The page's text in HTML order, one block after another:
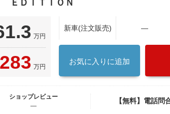
ＥＤＩＴＩＯＮ
万円
283 万円
新車(注文販売) ―
お気に入りに追加
ショップレビュー
―
【無料】電話問